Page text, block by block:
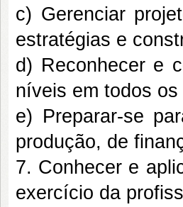
c) Gerenciar
estratégias e
d) Reconhecer e
níveis em todos
e) Preparar-se
produção, de
7. Conhecer e
exercício da